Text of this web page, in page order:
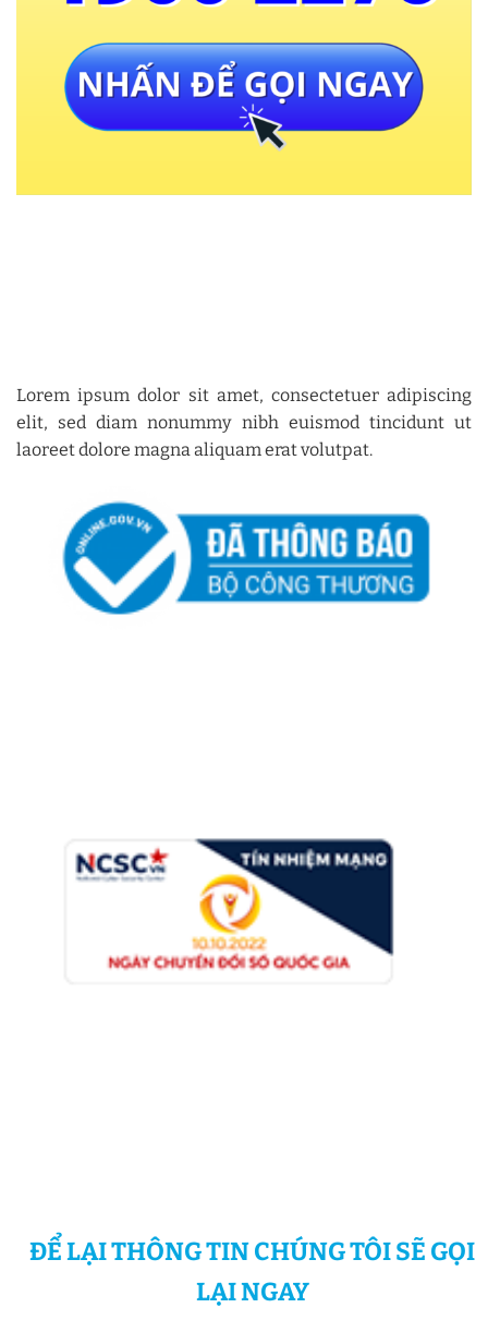
Lorem ipsum dolor sit amet, consectetuer adipiscing
elit, sed diam nonummy nibh euismod tincidunt ut
laoreet dolore magna aliquam erat volutpat.
ĐỂ LẠI THÔNG TIN CHÚNG TÔI SẼ GỌI
LẠI NGAY